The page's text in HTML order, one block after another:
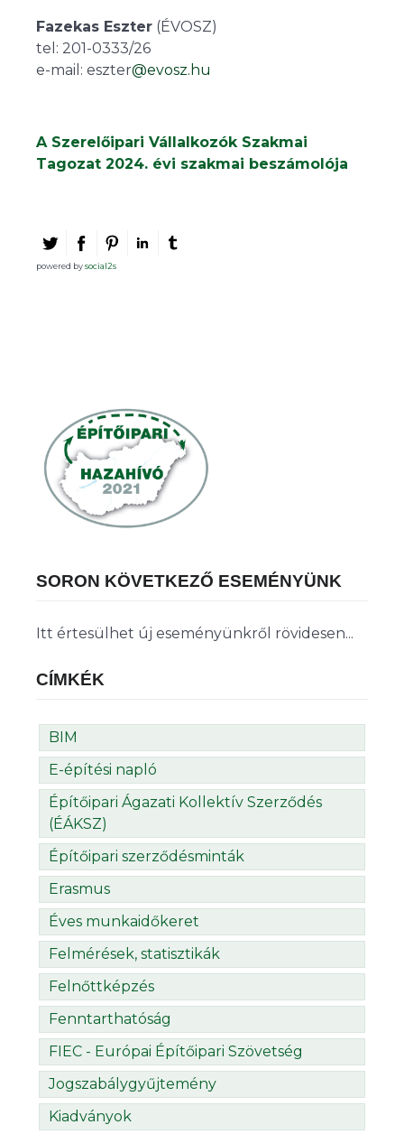
Fazekas Eszter (ÉVOSZ)
tel: 201-0333/26
e-mail: eszter@evosz.hu
A Szerelőipari Vállalkozók Szakmai
Tagozat 2024. évi szakmai beszámolója
powered bysocial2s
SORON KÖVETKEZŐ ESEMÉNYÜNK
Itt értesülhet új eseményünkről rövidesen...
CÍMKÉK
BIM
E-építési napló
Építőipari Ágazati Kollektív Szerződés
(ÉÁKSZ)
Építőipari szerződésminták
Erasmus
Éves munkaidőkeret
Felmérések, statisztikák
Felnőttképzés
Fenntarthatóság
FIEC - Európai Építőipari Szövetség
Jogszabálygyűjtemény
Kiadványok